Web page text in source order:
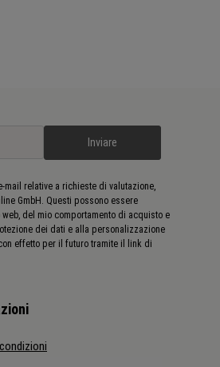
Inviare
mail relative a richieste di valutazione,
GmbH. Questi possono essere
del mio comportamento di acquisto e
dei dati e alla personalizzazione
effetto per il futuro tramite il link di